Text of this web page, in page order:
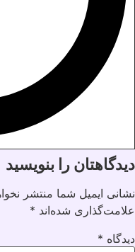
دیدگاهتان را بنویسید
نشانی ایمیل شما منتشر
علامت‌گذاری شده‌اند *
دیدگاه *